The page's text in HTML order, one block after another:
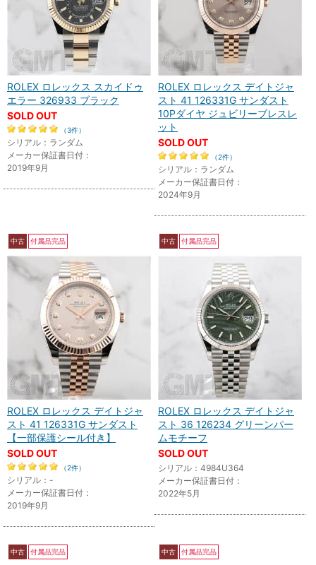
ROLEX ロレックス スカイドゥ
エラー 326933 ブラック
SOLD OUT
（3件）
シリアル：ランダム
メーカー保証書日付：
2019年9月
ROLEX ロレックス デイトジャ
スト 41 126331G サンダスト
10Pダイヤ ジュビリーブレスレ
ット
SOLD OUT
（2件）
シリアル：ランダム
メーカー保証書日付：
2024年9月
中古 付属品完品
ROLEX ロレックス デイトジャ
スト 41 126331G サンダスト
【一部保護シール付き】
SOLD OUT
（2件）
シリアル：-
メーカー保証書日付：
2019年9月
中古 付属品完品
ROLEX ロレックス デイトジャ
スト 36 126234 グリーンパー
ムモチーフ
SOLD OUT
シリアル：4984U364
メーカー保証書日付：
2022年5月
中古 付属品完品 中古 付属品完品